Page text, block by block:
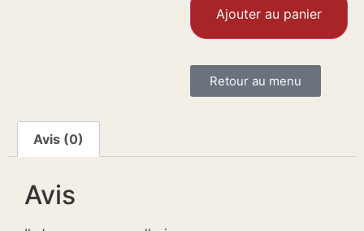
Ajouter au panier
Retour au menu
Avis (0)
Avis